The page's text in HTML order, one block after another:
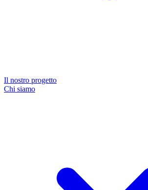
Il nostro progetto
Chi siamo